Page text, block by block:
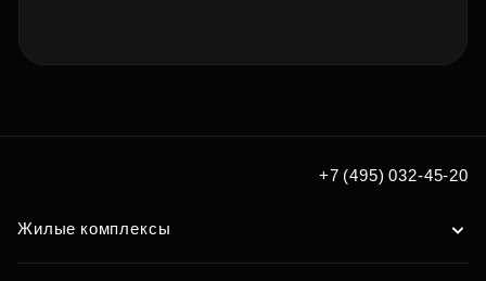
+7 (495) 032-45-20
Жилые комплексы